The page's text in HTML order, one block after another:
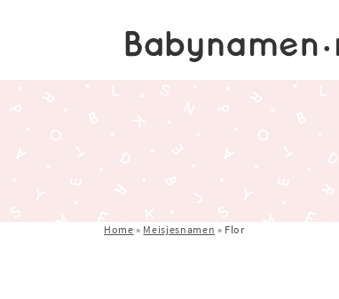
Home » Meisjesnamen » Flor